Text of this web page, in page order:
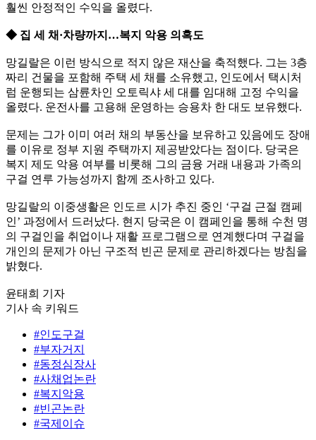
훨씬 안정적인 수익을 올렸다.
◆ 집 세 채·차량까지…복지 악용 의혹도
망길랄은 이런 방식으로 적지 않은 재산을 축적했다. 그는 3층
짜리 건물을 포함해 주택 세 채를 소유했고, 인도에서 택시처
럼 운행되는 삼륜차인 오토릭샤 세 대를 임대해 고정 수익을
올렸다. 운전사를 고용해 운영하는 승용차 한 대도 보유했다.
문제는 그가 이미 여러 채의 부동산을 보유하고 있음에도 장애
를 이유로 정부 지원 주택까지 제공받았다는 점이다. 당국은
복지 제도 악용 여부를 비롯해 그의 금융 거래 내용과 가족의
구걸 연루 가능성까지 함께 조사하고 있다.
망길랄의 이중생활은 인도르 시가 추진 중인 ‘구걸 근절 캠페
인’ 과정에서 드러났다. 현지 당국은 이 캠페인을 통해 수천 명
의 구걸인을 취업이나 재활 프로그램으로 연계했다며 구걸을
개인의 문제가 아닌 구조적 빈곤 문제로 관리하겠다는 방침을
밝혔다.
윤태희 기자
기사 속 키워드
#인도구걸
#부자거지
#동정심장사
#사채업논란
#복지악용
#빈곤논란
#국제이슈